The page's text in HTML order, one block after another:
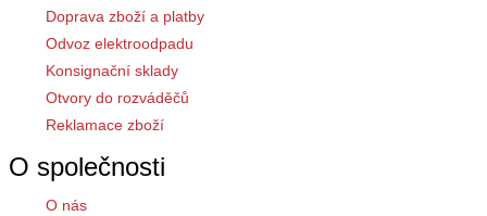
Doprava zboží a platby
Odvoz elektroodpadu
Konsignační sklady
Otvory do rozváděčů
Reklamace zboží
O společnosti
O nás